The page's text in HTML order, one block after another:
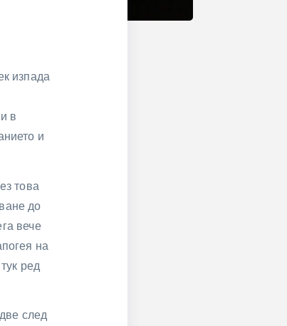
изпада
в
и
това
до
вече
на
ред
след